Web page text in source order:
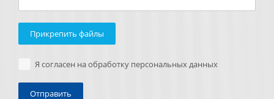
Прикрепить файлы
Я согласен на обработку персональных данных